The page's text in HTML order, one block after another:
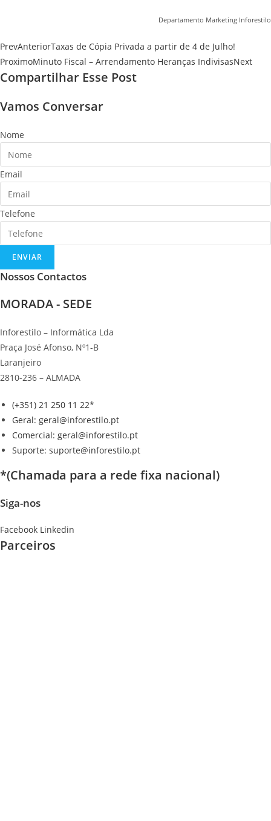
Departamento Marketing Inforestilo
PrevAnteriorTaxas de Cópia Privada a partir de 4 de Julho!
ProximoMinuto Fiscal – Arrendamento Heranças IndivisasNext
Compartilhar Esse Post
Vamos Conversar
Nome
Email
Telefone
ENVIAR
Nossos Contactos
MORADA - SEDE
Inforestilo – Informática Lda
Praça José Afonso, Nº1-B
Laranjeiro
2810-236 – ALMADA
(+351) 21 250 11 22*
Geral: geral@inforestilo.pt
Comercial: geral@inforestilo.pt
Suporte: suporte@inforestilo.pt
*(Chamada para a rede fixa nacional)
Siga-nos
Facebook Linkedin
Parceiros